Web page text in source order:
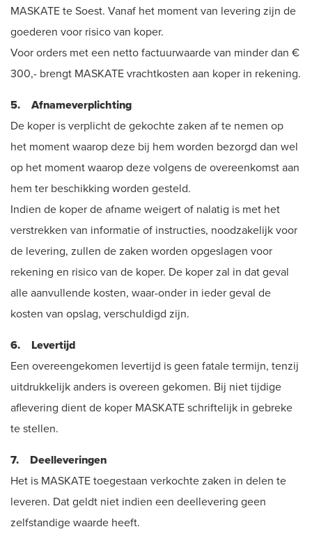
MASKATE te Soest. Vanaf het moment van levering zijn de
goederen voor risico van koper.
Voor orders met een netto factuurwaarde van minder dan €
300,- brengt MASKATE vrachtkosten aan koper in rekening.
5. Afnameverplichting
De koper is verplicht de gekochte zaken af te nemen op
het moment waarop deze bij hem worden bezorgd dan wel
op het moment waarop deze volgens de overeenkomst aan
hem ter beschikking worden gesteld.
Indien de koper de afname weigert of nalatig is met het
verstrekken van informatie of instructies, noodzakelijk voor
de levering, zullen de zaken worden opgeslagen voor
rekening en risico van de koper. De koper zal in dat geval
alle aanvullende kosten, waar-onder in ieder geval de
kosten van opslag, verschuldigd zijn.
6. Levertijd
Een overeengekomen levertijd is geen fatale termijn, tenzij
uitdrukkelijk anders is overeen gekomen. Bij niet tijdige
aflevering dient de koper MASKATE schriftelijk in gebreke
te stellen.
7. Deelleveringen
Het is MASKATE toegestaan verkochte zaken in delen te
leveren. Dat geldt niet indien een deellevering geen
zelfstandige waarde heeft.